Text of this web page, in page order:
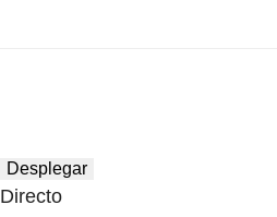
Desplegar
Directo